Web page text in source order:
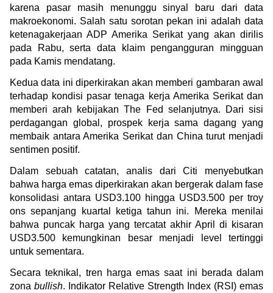
karena pasar masih menunggu sinyal baru dari data
makroekonomi. Salah satu sorotan pekan ini adalah data
ketenagakerjaan ADP Amerika Serikat yang akan dirilis
pada Rabu, serta data klaim pengangguran mingguan
pada Kamis mendatang.
Kedua data ini diperkirakan akan memberi gambaran awal
terhadap kondisi pasar tenaga kerja Amerika Serikat dan
memberi arah kebijakan The Fed selanjutnya. Dari sisi
perdagangan global, prospek kerja sama dagang yang
membaik antara Amerika Serikat dan China turut menjadi
sentimen positif.
Dalam sebuah catatan, analis dari Citi menyebutkan
bahwa harga emas diperkirakan akan bergerak dalam fase
konsolidasi antara USD3.100 hingga USD3.500 per troy
ons sepanjang kuartal ketiga tahun ini. Mereka menilai
bahwa puncak harga yang tercatat akhir April di kisaran
USD3.500 kemungkinan besar menjadi level tertinggi
untuk sementara.
Secara teknikal, tren harga emas saat ini berada dalam
zona bullish. Indikator Relative Strength Index (RSI) emas